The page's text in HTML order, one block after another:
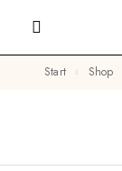
Start Shop